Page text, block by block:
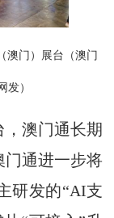
澳门）展台（澳门
发）
澳门通长期
门通进一步将
研发的“AI支